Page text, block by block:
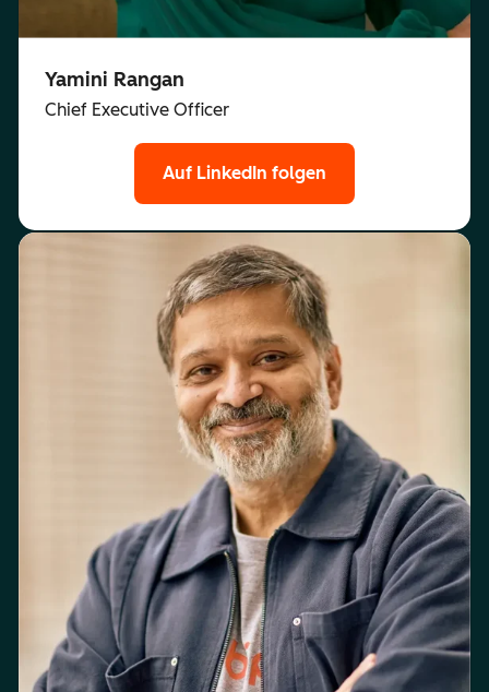
Yamini Rangan
Chief Executive Officer
Auf LinkedIn folgen